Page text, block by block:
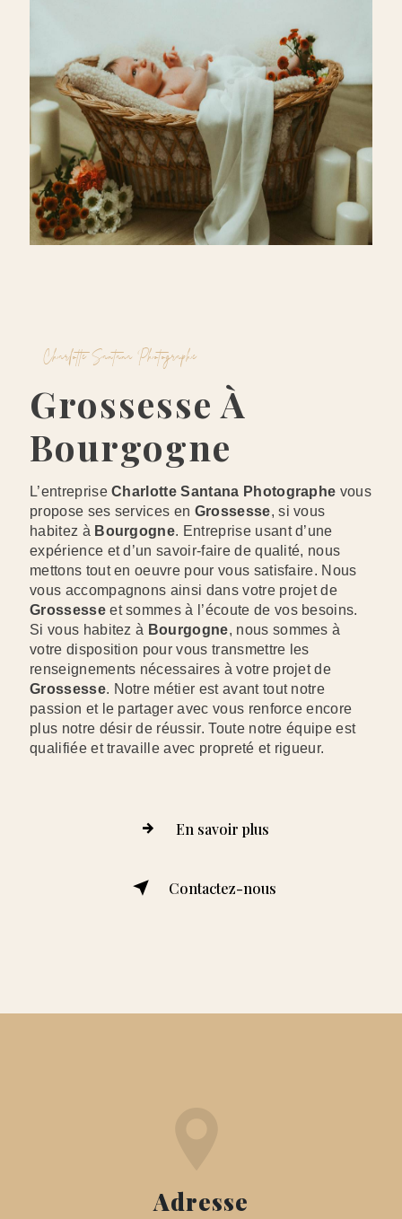
Charlotte Santana Photographe
Grossesse À
Bourgogne
L’entrepriseCharlotte Santana Photographe vous
propose ses services en Grossesse, si vous
habitez à Bourgogne. Entreprise usant d’une
expérience et d’un savoir-faire de qualité, nous
mettons tout en oeuvre pour vous satisfaire. Nous
vous accompagnons ainsi dans votre projet de
Grossesseet sommes à l’écoute de vos besoins.
Si vous habitez à Bourgogne, nous sommes à
votre disposition pour vous transmettre les
renseignements nécessaires à votre projet de
Grossesse. Notre métier est avant tout notre
passion et le partager avec vous renforce encore
plus notre désir de réussir. Toute notre équipe est
qualifiée et travaille avec propreté et rigueur.
En savoir plus
Contactez-nous
Adresse